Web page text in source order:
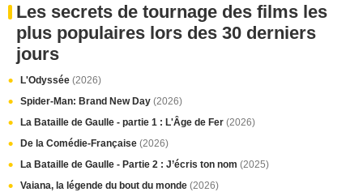
Les secrets de tournage des films les
plus populaires lors des 30 derniers
jours
L'Odyssée (2026)
Spider-Man: Brand New Day (2026)
La Bataille de Gaulle - partie 1 : L'Âge de Fer (2026)
De la Comédie-Française (2026)
La Bataille de Gaulle - Partie 2 : J’écris ton nom (2025)
Vaiana, la légende du bout du monde (2026)